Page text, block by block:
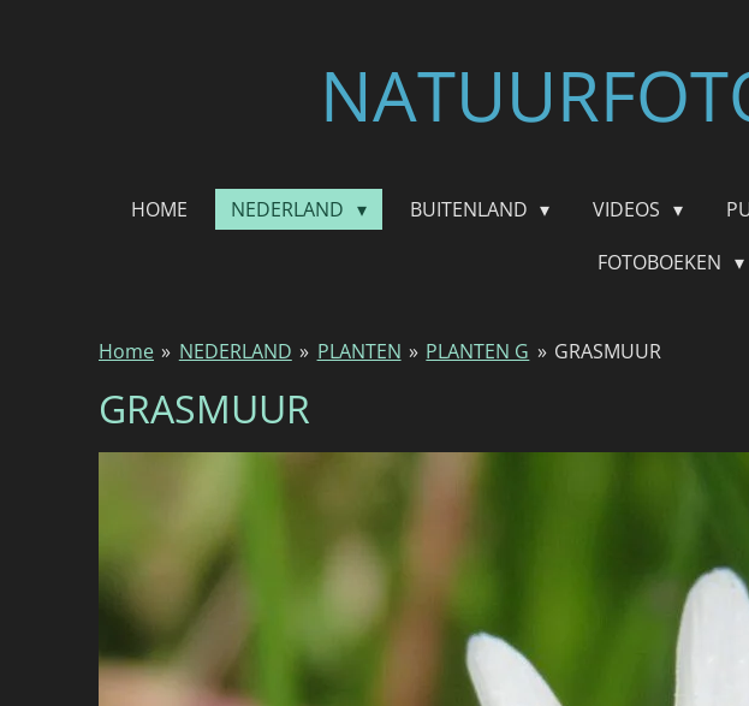
HOME NEDERLAND BUITENLAND VIDEOS
FOTOBOEKEN
Home » NEDERLAND » PLANTEN » PLANTEN G » GRASMUUR
GRASMUUR